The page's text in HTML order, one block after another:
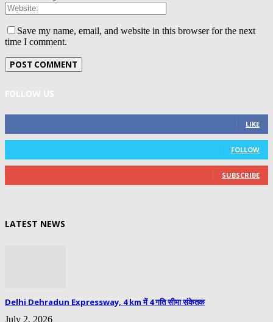
Save my name, email, and website in this browser for the next
time I comment.
FOLLOW US
LIKE
FOLLOW
SUBSCRIBE
LATEST NEWS
Delhi Dehradun Expressway, 4 km में 4 गति सीमा संकेतक
July 2, 2026